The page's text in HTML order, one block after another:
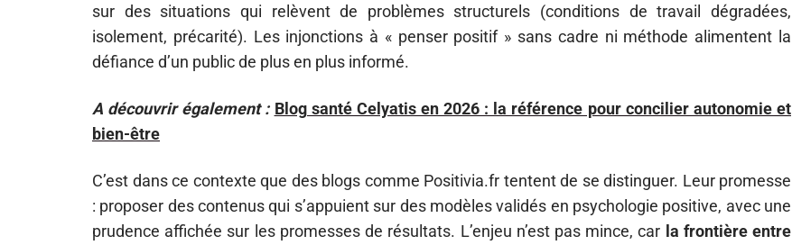
sur des situations qui relèvent de problèmes structurels (conditions de travail dégradées,
isolement, précarité). Les injonctions à « penser positif » sans cadre ni méthode alimentent la
défiance d’un public de plus en plus informé.
A découvrir également : Blog santé Celyatis en 2026 : la référence pour concilier autonomie et
bien-être
C’est dans ce contexte que des blogs comme Positivia.fr tentent de se distinguer. Leur promesse
: proposer des contenus qui s’appuient sur des modèles validés en psychologie positive, avec une
prudence affichée sur les promesses de résultats. L’enjeu n’est pas mince, car la frontière entre